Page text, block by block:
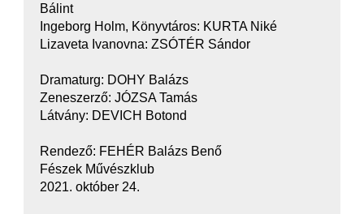
Bálint
Ingeborg Holm, Könyvtáros: KURTA Niké
Lizaveta Ivanovna: ZSÓTÉR Sándor
Dramaturg: DOHY Balázs
Zeneszerző: JÓZSA Tamás
Látvány: DEVICH Botond
Rendező: FEHÉR Balázs Benő
Fészek Művészklub
2021. október 24.